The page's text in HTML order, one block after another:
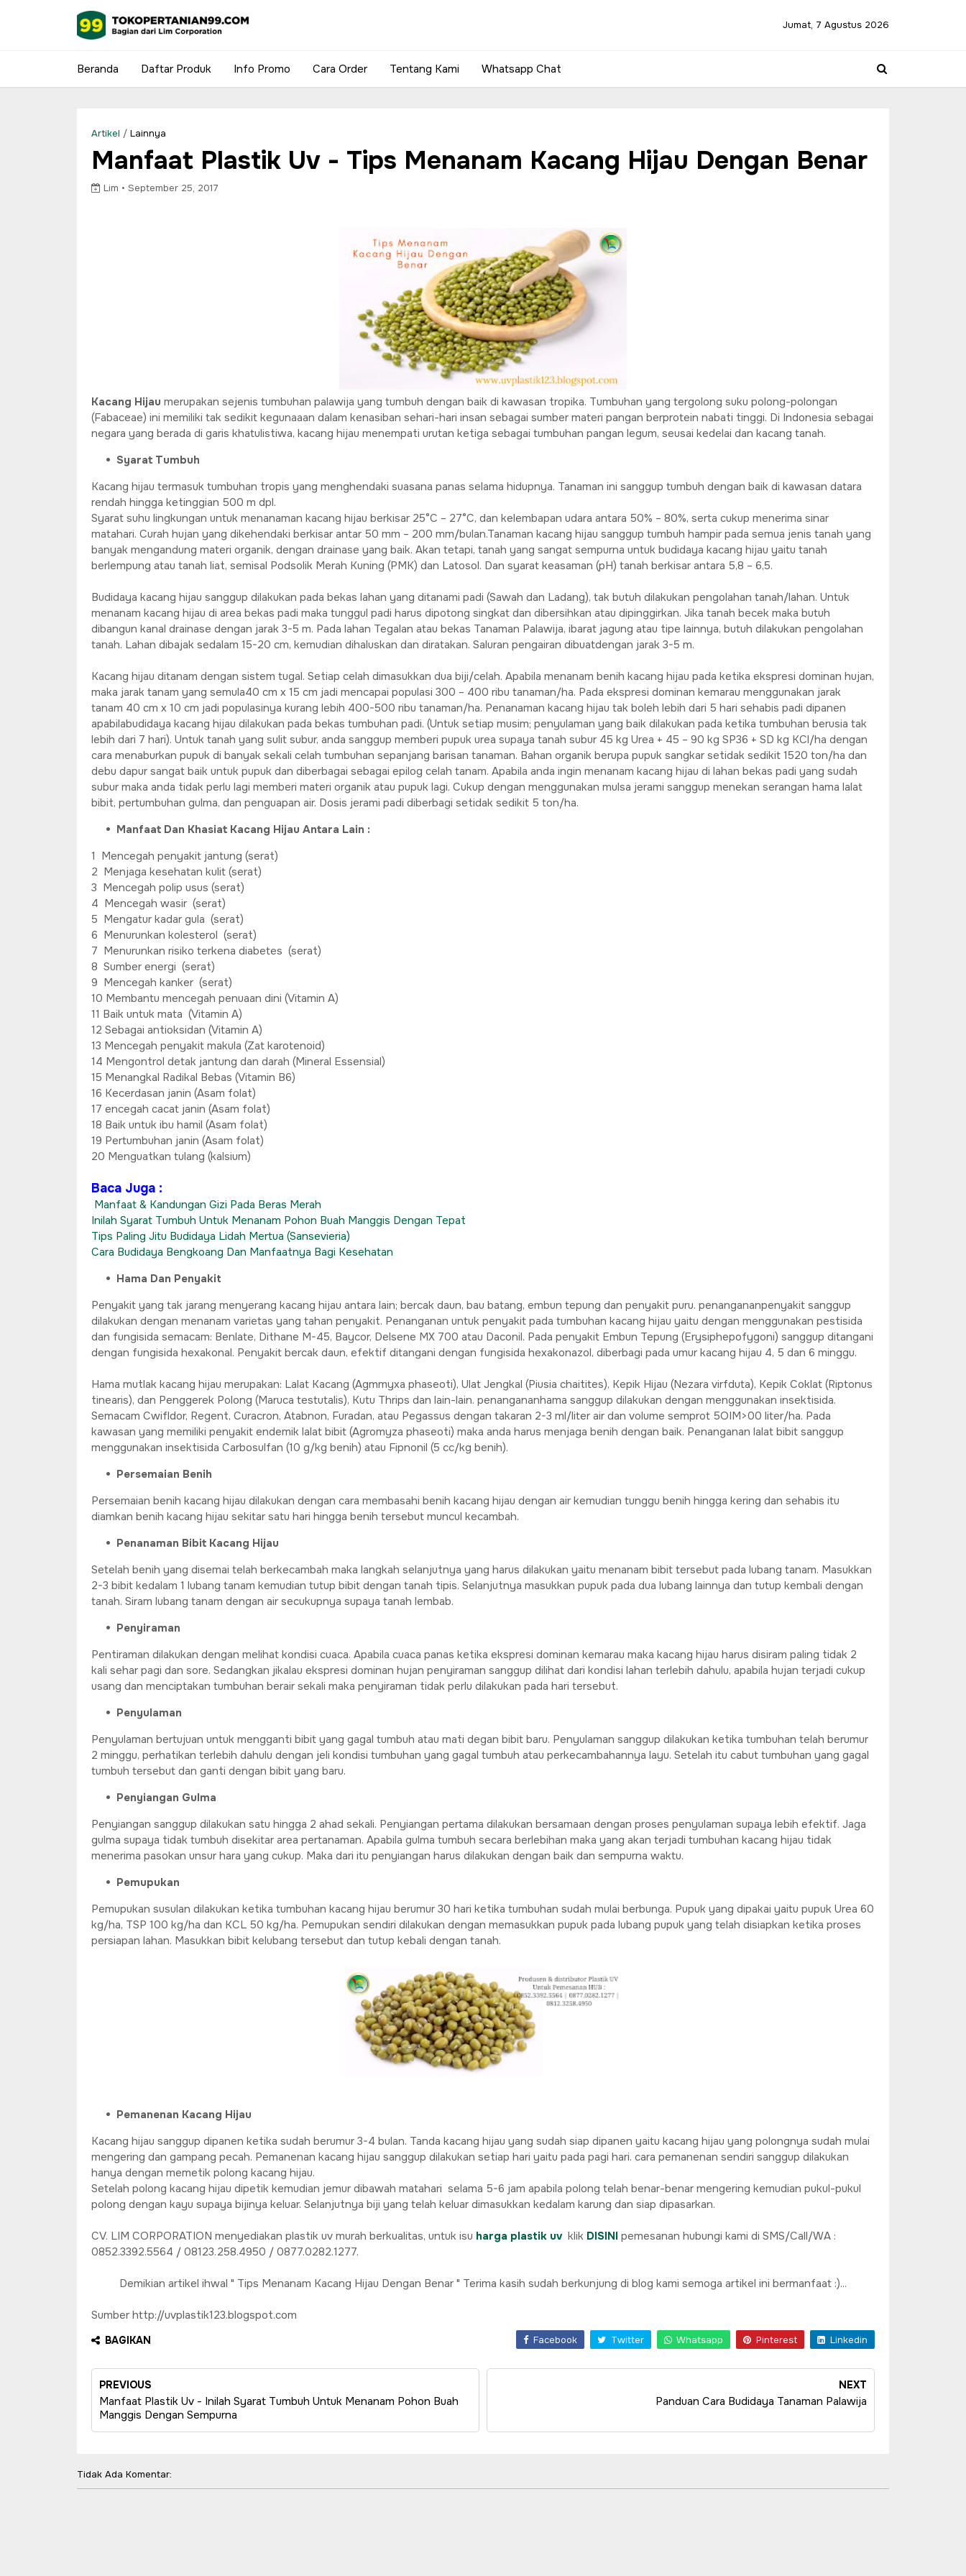
Jumat, 7 Agustus 2026
Beranda Daftar Produk Info Promo Cara Order Tentang Kami Whatsapp Chat
Artikel / Lainnya
Manfaat Plastik Uv - Tips Menanam Kacang Hijau Dengan Benar
Lim • September 25, 2017
Kacang Hijau merupakan sejenis tumbuhan palawija yang tumbuh dengan baik di kawasan tropika. Tumbuhan yang tergolong suku polong-polongan
(Fabaceae) ini memiliki tak sedikit kegunaaan dalam kenasiban sehari-hari insan sebagai sumber materi pangan berprotein nabati tinggi. Di Indonesia sebagai
negara yang berada di garis khatulistiwa, kacang hijau menempati urutan ketiga sebagai tumbuhan pangan legum, seusai kedelai dan kacang tanah.
Syarat Tumbuh
Kacang hijau termasuk tumbuhan tropis yang menghendaki suasana panas selama hidupnya. Tanaman ini sanggup tumbuh dengan baik di kawasan datara
rendah hingga ketinggian 500 m dpl.
Syarat suhu lingkungan untuk menanaman kacang hijau berkisar 25°C – 27°C, dan kelembapan udara antara 50% – 80%, serta cukup menerima sinar
matahari. Curah hujan yang dikehendaki berkisar antar 50 mm – 200 mm/bulan.Tanaman kacang hijau sanggup tumbuh hampir pada semua jenis tanah yang
banyak mengandung materi organik, dengan drainase yang baik. Akan tetapi, tanah yang sangat sempurna untuk budidaya kacang hijau yaitu tanah
berlempung atau tanah liat, semisal Podsolik Merah Kuning (PMK) dan Latosol. Dan syarat keasaman (pH) tanah berkisar antara 5,8 – 6,5.
Budidaya kacang hijau sanggup dilakukan pada bekas lahan yang ditanami padi (Sawah dan Ladang), tak butuh dilakukan pengolahan tanah/lahan. Untuk
menanam kacang hijau di area bekas padi maka tunggul padi harus dipotong singkat dan dibersihkan atau dipinggirkan. Jika tanah becek maka butuh
dibangun kanal drainase dengan jarak 3-5 m. Pada lahan Tegalan atau bekas Tanaman Palawija, ibarat jagung atau tipe lainnya, butuh dilakukan pengolahan
tanah. Lahan dibajak sedalam 15-20 cm, kemudian dihaluskan dan diratakan. Saluran pengairan dibuatdengan jarak 3-5 m.
Kacang hijau ditanam dengan sistem tugal. Setiap celah dimasukkan dua biji/celah. Apabila menanam benih kacang hijau pada ketika ekspresi dominan hujan,
maka jarak tanam yang semula40 cm x 15 cm jadi mencapai populasi 300 – 400 ribu tanaman/ha. Pada ekspresi dominan kemarau menggunakan jarak
tanam 40 cm x 10 cm jadi populasinya kurang lebih 400-500 ribu tanaman/ha. Penanaman kacang hijau tak boleh lebih dari 5 hari sehabis padi dipanen
apabilabudidaya kacang hijau dilakukan pada bekas tumbuhan padi. (Untuk setiap musim; penyulaman yang baik dilakukan pada ketika tumbuhan berusia tak
lebih dari 7 hari). Untuk tanah yang sulit subur, anda sanggup memberi pupuk urea supaya tanah subur 45 kg Urea + 45 – 90 kg SP36 + SD kg KCl/ha dengan
cara menaburkan pupuk di banyak sekali celah tumbuhan sepanjang barisan tanaman. Bahan organik berupa pupuk sangkar setidak sedikit 1520 ton/ha dan
debu dapur sangat baik untuk pupuk dan diberbagai sebagai epilog celah tanam. Apabila anda ingin menanam kacang hijau di lahan bekas padi yang sudah
subur maka anda tidak perlu lagi memberi materi organik atau pupuk lagi. Cukup dengan menggunakan mulsa jerami sanggup menekan serangan hama lalat
bibit, pertumbuhan gulma, dan penguapan air. Dosis jerami padi diberbagi setidak sedikit 5 ton/ha.
Manfaat Dan Khasiat Kacang Hijau Antara Lain :
1 Mencegah penyakit jantung (serat)
2 Menjaga kesehatan kulit (serat)
3 Mencegah polip usus (serat)
4 Mencegah wasir (serat)
5 Mengatur kadar gula (serat)
6 Menurunkan kolesterol (serat)
7 Menurunkan risiko terkena diabetes (serat)
8 Sumber energi (serat)
9 Mencegah kanker (serat)
10 Membantu mencegah penuaan dini (Vitamin A)
11 Baik untuk mata (Vitamin A)
12 Sebagai antioksidan (Vitamin A)
13 Mencegah penyakit makula (Zat karotenoid)
14 Mengontrol detak jantung dan darah (Mineral Essensial)
15 Menangkal Radikal Bebas (Vitamin B6)
16 Kecerdasan janin (Asam folat)
17 encegah cacat janin (Asam folat)
18 Baik untuk ibu hamil (Asam folat)
19 Pertumbuhan janin (Asam folat)
20 Menguatkan tulang (kalsium)
Baca Juga :
Manfaat & Kandungan Gizi Pada Beras Merah
Inilah Syarat Tumbuh Untuk Menanam Pohon Buah Manggis Dengan Tepat
Tips Paling Jitu Budidaya Lidah Mertua (Sansevieria)
Cara Budidaya Bengkoang Dan Manfaatnya Bagi Kesehatan
Hama Dan Penyakit
Penyakit yang tak jarang menyerang kacang hijau antara lain; bercak daun, bau batang, embun tepung dan penyakit puru. penangananpenyakit sanggup
dilakukan dengan menanam varietas yang tahan penyakit. Penanganan untuk penyakit pada tumbuhan kacang hijau yaitu dengan menggunakan pestisida
dan fungisida semacam: Benlate, Dithane M-45, Baycor, Delsene MX 700 atau Daconil. Pada penyakit Embun Tepung (Erysiphepofygoni) sanggup ditangani
dengan fungisida hexakonal. Penyakit bercak daun, efektif ditangani dengan fungisida hexakonazol, diberbagi pada umur kacang hijau 4, 5 dan 6 minggu.
Hama mutlak kacang hijau merupakan: Lalat Kacang (Agmmyxa phaseoti), Ulat Jengkal (Piusia chaitites), Kepik Hijau (Nezara virfduta), Kepik Coklat (Riptonus
tinearis), dan Penggerek Polong (Maruca testutalis), Kutu Thrips dan lain-lain. penangananhama sanggup dilakukan dengan menggunakan insektisida.
Semacam Cwifldor, Regent, Curacron, Atabnon, Furadan, atau Pegassus dengan takaran 2-3 ml/liter air dan volume semprot 5OIM>00 liter/ha. Pada
kawasan yang memiliki penyakit endemik lalat bibit (Agromyza phaseoti) maka anda harus menjaga benih dengan baik. Penanganan lalat bibit sanggup
menggunakan insektisida Carbosulfan (10 g/kg benih) atau Fipnonil (5 cc/kg benih).
Persemaian Benih
Persemaian benih kacang hijau dilakukan dengan cara membasahi benih kacang hijau dengan air kemudian tunggu benih hingga kering dan sehabis itu
diamkan benih kacang hijau sekitar satu hari hingga benih tersebut muncul kecambah.
Penanaman Bibit Kacang Hijau
Setelah benih yang disemai telah berkecambah maka langkah selanjutnya yang harus dilakukan yaitu menanam bibit tersebut pada lubang tanam. Masukkan
2-3 bibit kedalam 1 lubang tanam kemudian tutup bibit dengan tanah tipis. Selanjutnya masukkan pupuk pada dua lubang lainnya dan tutup kembali dengan
tanah. Siram lubang tanam dengan air secukupnya supaya tanah lembab.
Penyiraman
Pentiraman dilakukan dengan melihat kondisi cuaca. Apabila cuaca panas ketika ekspresi dominan kemarau maka kacang hijau harus disiram paling tidak 2
kali sehar pagi dan sore. Sedangkan jikalau ekspresi dominan hujan penyiraman sanggup dilihat dari kondisi lahan terlebih dahulu, apabila hujan terjadi cukup
usang dan menciptakan tumbuhan berair sekali maka penyiraman tidak perlu dilakukan pada hari tersebut.
Penyulaman
Penyulaman bertujuan untuk mengganti bibit yang gagal tumbuh atau mati degan bibit baru. Penyulaman sanggup dilakukan ketika tumbuhan telah berumur
2 minggu, perhatikan terlebih dahulu dengan jeli kondisi tumbuhan yang gagal tumbuh atau perkecambahannya layu. Setelah itu cabut tumbuhan yang gagal
tumbuh tersebut dan ganti dengan bibit yang baru.
Penyiangan Gulma
Penyiangan sanggup dilakukan satu hingga 2 ahad sekali. Penyiangan pertama dilakukan bersamaan dengan proses penyulaman supaya lebih efektif. Jaga
gulma supaya tidak tumbuh disekitar area pertanaman. Apabila gulma tumbuh secara berlebihan maka yang akan terjadi tumbuhan kacang hijau tidak
menerima pasokan unsur hara yang cukup. Maka dari itu penyiangan harus dilakukan dengan baik dan sempurna waktu.
Pemupukan
Pemupukan susulan dilakukan ketika tumbuhan kacang hijau berumur 30 hari ketika tumbuhan sudah mulai berbunga. Pupuk yang dipakai yaitu pupuk Urea 60
kg/ha, TSP 100 kg/ha dan KCL 50 kg/ha. Pemupukan sendiri dilakukan dengan memasukkan pupuk pada lubang pupuk yang telah disiapkan ketika proses
persiapan lahan. Masukkan bibit kelubang tersebut dan tutup kebali dengan tanah.
Pemanenan Kacang Hijau
Kacang hijau sanggup dipanen ketika sudah berumur 3-4 bulan. Tanda kacang hijau yang sudah siap dipanen yaitu kacang hijau yang polongnya sudah mulai
mengering dan gampang pecah. Pemanenan kacang hijau sanggup dilakukan setiap hari yaitu pada pagi hari. cara pemanenan sendiri sanggup dilakukan
hanya dengan memetik polong kacang hijau.
Setelah polong kacang hijau dipetik kemudian jemur dibawah matahari selama 5-6 jam apabila polong telah benar-benar mengering kemudian pukul-pukul
polong dengan kayu supaya bijinya keluar. Selanjutnya biji yang telah keluar dimasukkan kedalam karung dan siap dipasarkan.
CV. LIM CORPORATION menyediakan plastik uv murah berkualitas, untuk isu harga plastik uvklik DISINI pemesanan hubungi kami di SMS/Call/WA :
0852.3392.5564 / 08123.258.4950 / 0877.0282.1277.
Demikian artikel ihwal " Tips Menanam Kacang Hijau Dengan Benar " Terima kasih sudah berkunjung di blog kami semoga artikel ini bermanfaat :)...
Sumber http://uvplastik123.blogspot.com
BAGIKAN Facebook Twitter Whatsapp Pinterest Linkedin
NEXT
Panduan Cara Budidaya Tanaman Palawija
PREVIOUS
Manfaat Plastik Uv - Inilah Syarat Tumbuh Untuk Menanam Pohon Buah
Manggis Dengan Sempurna
Tidak Ada Komentar: